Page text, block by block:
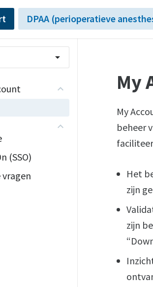
DPAA (perioperatieve
arrow_drop_down
(SSO)
My
My
beheer
Het
zijn
zijn